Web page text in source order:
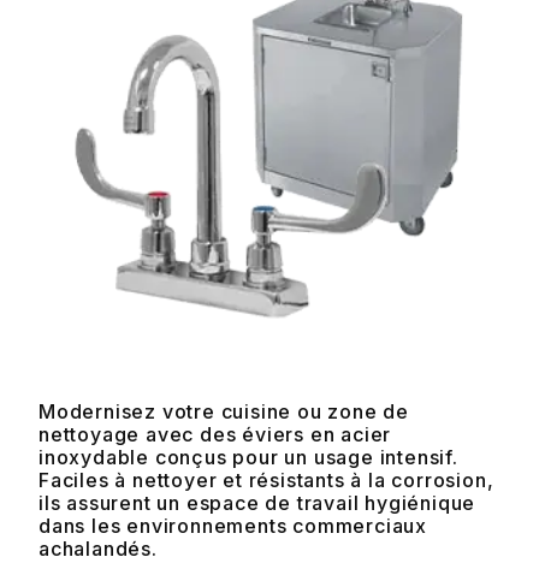
Modernisez votre cuisine ou zone de
nettoyage avec des éviers en acier
inoxydable conçus pour un usage intensif.
Faciles à nettoyer et résistants à la corrosion,
ils assurent un espace de travail hygiénique
dans les environnements commerciaux
achalandés.